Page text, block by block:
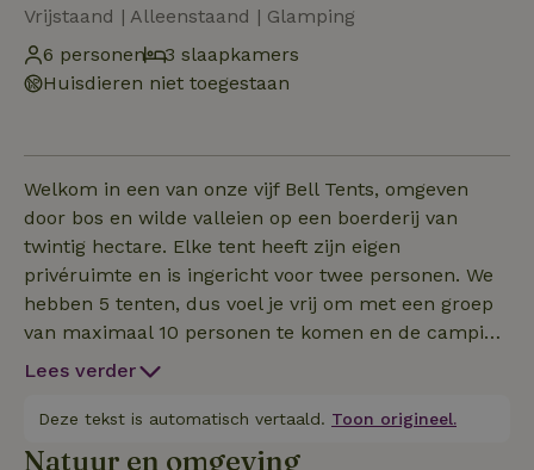
Vrijstaand | Alleenstaand | Glamping
6 personen
3 slaapkamers
Huisdieren niet toegestaan
Welkom in een van onze vijf Bell Tents, omgeven
door bos en wilde valleien op een boerderij van
twintig hectare. Elke tent heeft zijn eigen
privéruimte en is ingericht voor twee personen. We
hebben 5 tenten, dus voel je vrij om met een groep
van maximaal 10 personen te komen en de camping
je eigen te maken ;) maar neem contact met ons op
een prachtig houten platform voor je yoga-,
meditatie- of leessessies, een meertje om in te
Lees verder
Deze tekst is automatisch vertaald. Toon origineel.
Natuur en omgeving